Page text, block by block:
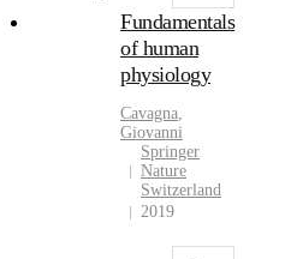
Fundamentals
of human
physiology
Cavagna,
Giovanni
Springer
Nature
Switzerland
2019